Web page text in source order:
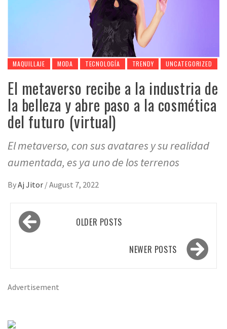
MAQUILLAJE MODA TECNOLOGÍA TRENDY UNCATEGORIZED
El metaverso recibe a la industria de
la belleza y abre paso a la cosmética
del futuro (virtual)
El metaverso, con sus avatares y su realidad
aumentada, es ya uno de los terrenos
ByAj Jitor /August 7, 2022
Posts
navigation OLDER POSTS
NEWER POSTS
Advertisement